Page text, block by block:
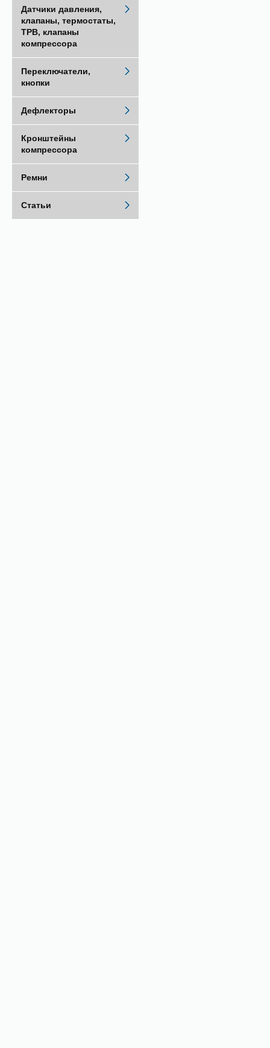
Датчики давления,
клапаны, термостаты,
ТРВ, клапаны
компрессора
Переключатели,
кнопки
Дефлекторы
Кронштейны
компрессора
Ремни
Статьи